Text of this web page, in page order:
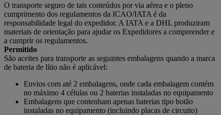
O transporte seguro de tais conteúdos por via aérea e o pleno
cumprimento dos regulamentos da ICAO/IATA é da
responsabilidade legal do expedidor. A IATA e a DHL produziram
materiais de orientação para ajudar os Expedidores a compreender e
a cumprir os regulamentos.
Permitido
São aceites para transporte as seguintes embalagens quando a marca
de bateria de lítio não é aplicável:
Envios com até 2 embalagens, onde cada embalagem contém
no máximo 4 células ou 2 baterias instaladas no equipamento
Embalagens que contenham apenas baterias tipo botão
instaladas no equipamento (incluindo placas de circuito)